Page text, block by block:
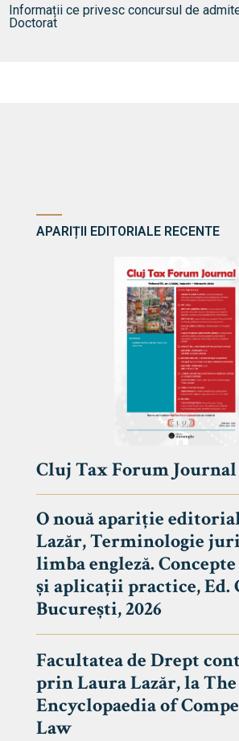
Informații ce privesc concursul de
Doctorat
APARIȚII EDITORIALE RECENTE
Cluj Tax Forum Journal
O nouă apariție
Lazăr, Terminologie
limba engleză.
și aplicații practice, Ed.
București, 2026
Facultatea de Drept
prin Laura Lazăr, la
Encyclopaedia of
Law